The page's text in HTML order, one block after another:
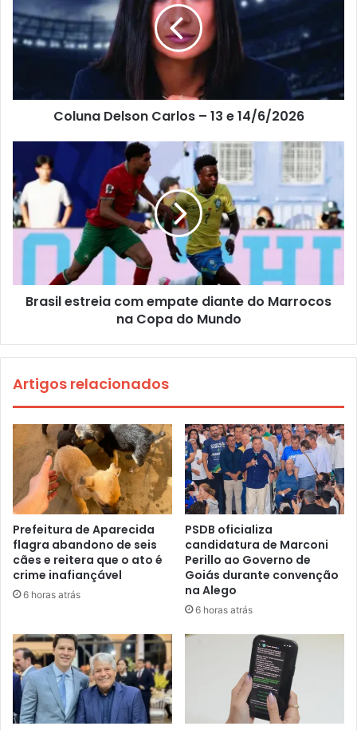
Coluna Delson Carlos – 13 e 14/6/2026
Brasil estreia com empate diante do Marrocos
na Copa do Mundo
Artigos relacionados
Prefeitura de Aparecida
flagra abandono de seis
cães e reitera que o ato é
crime inafiançável
6 horas atrás
PSDB oficializa
candidatura de Marconi
Perillo ao Governo de
Goiás durante convenção
na Alego
6 horas atrás